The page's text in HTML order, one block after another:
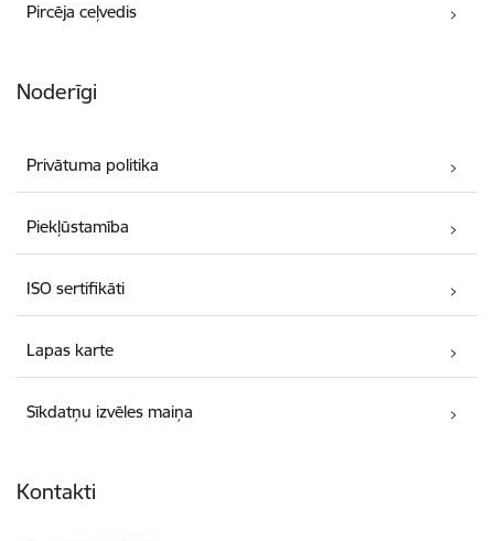
Pircēja ceļvedis
Noderīgi
Privātuma politika
Piekļūstamība
ISO sertifikāti
Lapas karte
Sīkdatņu izvēles maiņa
Kontakti